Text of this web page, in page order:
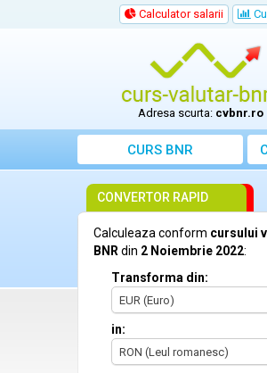
Calculator salarii
Adresa scurta: cvbnr.ro
CURS BNR
CONVERTOR RAPID
Calculeaza conform cursului
BNR din 2 Noiembrie 2022:
Transforma din:
EUR (Euro)
in:
RON (Leul romanesc)